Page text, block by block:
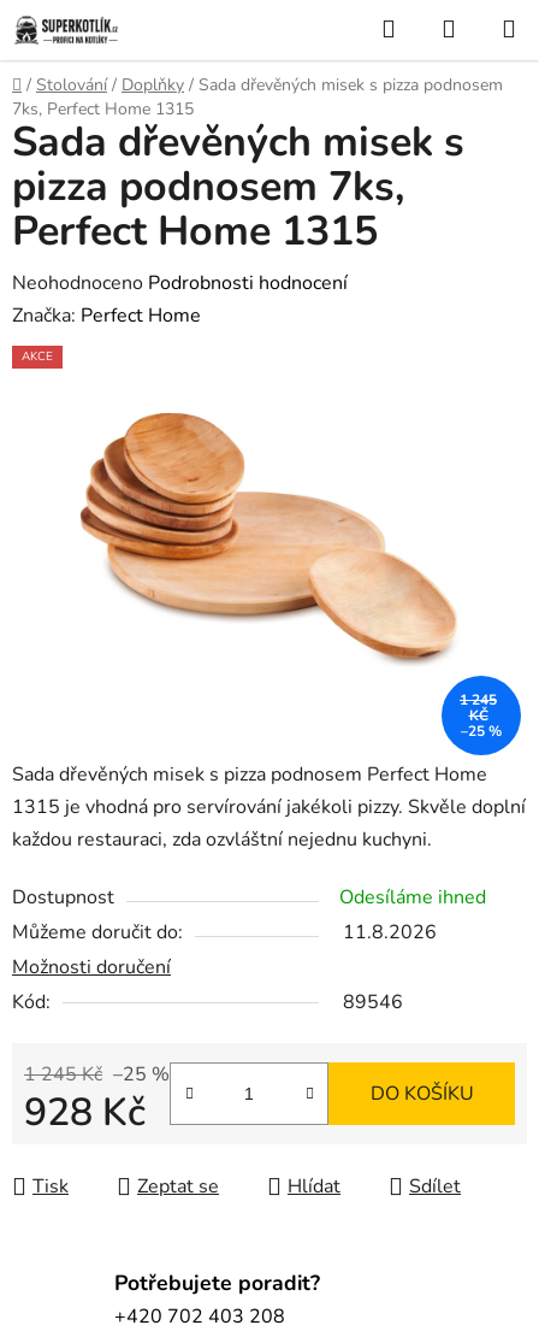
Přejít
na
obsah
Hledat
KOŠÍK
Domů
/ Stolování / Doplňky / Sada dřevěných misek s pizza podnosem
7ks, Perfect Home 1315
Sada dřevěných misek s pizza podnosem Perfect Home
1315 je vhodná pro servírování jakékoli pizzy. Skvěle doplní
každou restauraci, zda ozvláštní nejednu kuchyni.
Dostupnost
Odesíláme ihned
Můžeme doručit do:
11.8.2026
Možnosti doručení
Kód:
89546
1 245 Kč –25 %
928 Kč DO KOŠÍKU
Tisk Zeptat se Hlídat Sdílet
Sada dřevěných misek s
pizza podnosem 7ks,
Perfect Home 1315
Průměrné
hodnocení
produktu
hvězdiček.
Neohodnoceno Podrobnosti hodnocení
Značka: Perfect Home
AKCE
1 245
KČ
–25 %
Potřebujete poradit?
+420 702 403 208